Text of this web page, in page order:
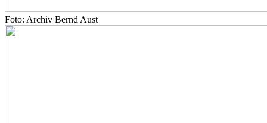
Foto: Archiv Bernd Aust